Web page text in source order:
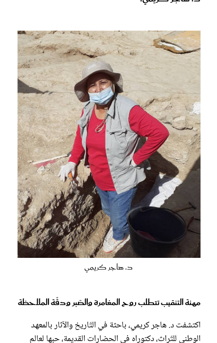
د. هاجر كريمي
مهنة التنقيب تتطلب روح المغامرة والصّبر ودقّة الملاحظة
اكتشفت د. هاجر كريمي، باحثة في التّاريخ والآثار بالمعهد
الوطني للتّراث، دكتوراه في الحضارات القديمة، حبها لعالم